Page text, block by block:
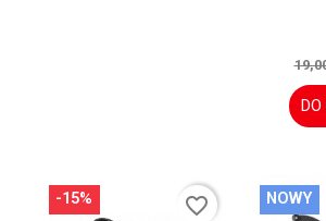
-15% favorite_border NOWY